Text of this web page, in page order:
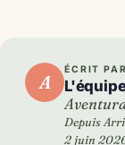
A
ÉCRIT PAR
Depuis
2 juin